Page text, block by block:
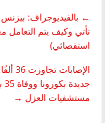
← بالفيديوجراف:
تأتي وكيف يتم التعامل
استقصائي)
مستشفيات العزل →